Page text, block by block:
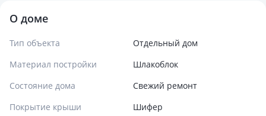
О доме
Тип объекта
Отдельный дом
Материал постройки
Шлакоблок
Состояние дома
Свежий ремонт
Покрытие крыши
Шифер